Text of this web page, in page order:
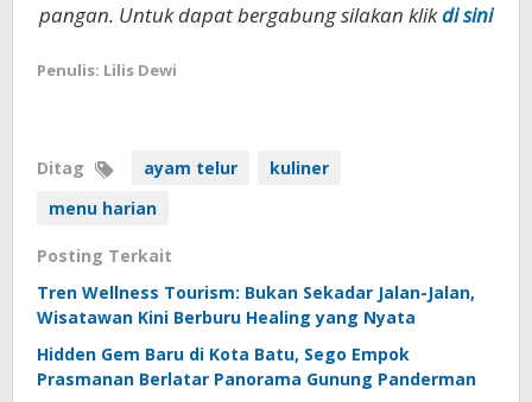
pangan. Untuk dapat bergabung silakan klikdi sini
Penulis: Lilis Dewi
Ditag ayam telur
kuliner
menu harian
Posting Terkait
Tren Wellness Tourism: Bukan Sekadar Jalan-Jalan,
Wisatawan Kini Berburu Healing yang Nyata
Hidden Gem Baru di Kota Batu, Sego Empok
Prasmanan Berlatar Panorama Gunung Panderman